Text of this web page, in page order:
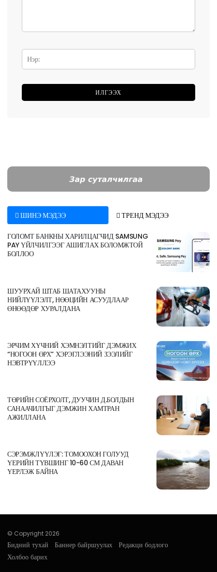
ШИНЭ МЭДЭЭ ТРЕНД МЭДЭЭ
ГОЛОМТ БАНКНЫ ХАРИЛЦАГЧИД SAMSUNG
PAY ҮЙЛЧИЛГЭЭГ АШИГЛАХ БОЛОМЖТОЙ
БОЛЛОО
ШУУРХАЙ ШТАБ ШАТАХУУНЫ
НИЙЛҮҮЛЭЛТ, НӨӨЦИЙН АСУУДЛААР
ӨНӨӨДӨР ХУРАЛДАНА
ЭРЧИМ ХҮЧНИЙ ХЭМНЭЛТИЙГ ДЭМЖИХ
“НОГООН ӨРХ” ХЭРЭГЛЭЭНИЙ ЗЭЭЛИЙГ
НЭВТРҮҮЛЛЭЭ
ТӨРИЙН СОЁРХОЛТ, ДУУЧИН Д.БОЛДЫН
САНААЧИЛГЫГ ДЭМЖИН ХАМТРАН
АЖИЛЛАНА
СЭРЭМЖЛҮҮЛЭГ: ТОМООХОН ГОЛУУД
ҮЕРИЙН ТҮВШИНГ 10-60 СМ ДАВАН
ҮЕРЛЭЖ БАЙНА
© Copyright 2026
Бидний тухай Баннер байршуулах
Редакци бодлого
Холбоо барих